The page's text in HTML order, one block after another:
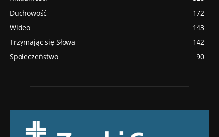
Duchowość
172
Wideo
143
Trzymając się Słowa
142
Społeczeństwo
90